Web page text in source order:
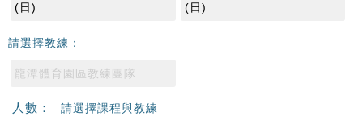
(日) (日)
請選擇教練：
龍潭體育園區教練團隊
人數： 請選擇課程與教練